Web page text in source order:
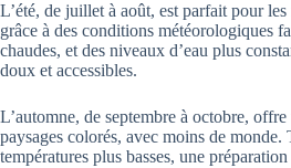
L’été, de juillet à août, est parfait pour
grâce à des conditions météorologiques
chaudes, et des niveaux d’eau plus
doux et accessibles.
L’automne, de septembre à octobre,
paysages colorés, avec moins de monde.
températures plus basses, une